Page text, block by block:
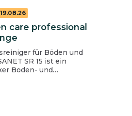
care professional
für Böden und
Boden- und
Kreisläufe und sorgt für
der Menschen und die